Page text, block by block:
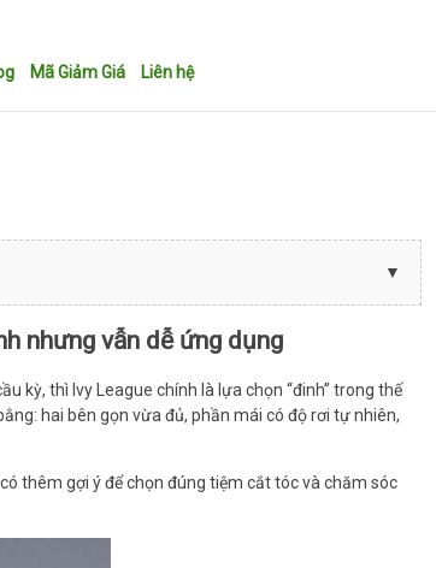
Mã Giảm Giá Liên hệ
nhưng vẫn dễ ứng dụng
kỳ, thì Ivy League chính là lựa chọn “đinh” trong thế
hai bên gọn vừa đủ, phần mái có độ rơi tự nhiên,
thêm gợi ý để chọn đúng tiệm cắt tóc và chăm sóc